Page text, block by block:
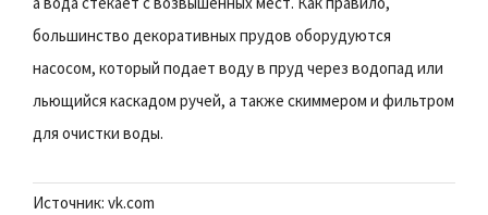
большинство декоративных прудов оборудуются
насосом, который подает воду в пруд через водопад или
льющийся каскадом ручей, а также скиммером и фильтром
для очистки воды.
Источник: vk.com